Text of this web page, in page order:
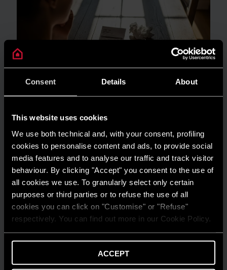
Consent Details About
This website uses cookies
We use both technical and, with your consent, profiling
cookies to personalise content and ads, to provide social
media features and to analyse our traffic and track visitor
behaviour. By clicking "Accept" you consent to the use of
all cookies we use. To granularly select only certain
purposes or third parties or to refuse the use of all
cookies you can click on "Customise" or "Refuse"
respectively. You can find out more in our Cookie Policy.
ACCEPT
GUIDA AL RISPARMIO
Quanto consuma un condizionatore?
LEGGI DI PIÙ